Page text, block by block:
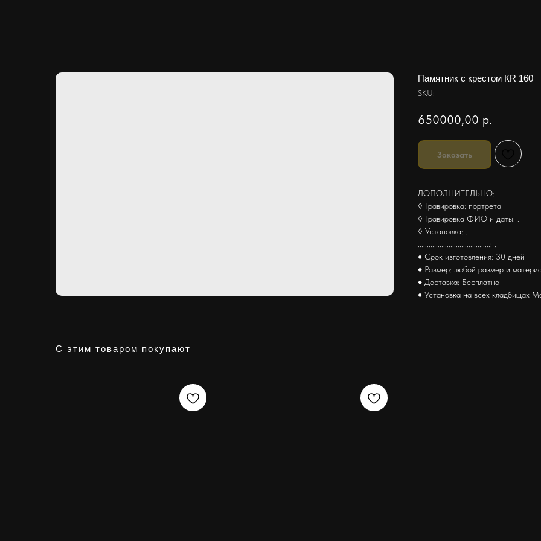
Памятник с крестом КR 160
SKU:
650000,00 р.
Заказать
ДОПОЛНИТЕЛЬНО: .
◊ Гравировка: портрета
◊ Гравировка ФИО и даты: .
◊ Установка: .
........................................: .
♦ Срок изготовления: 30 дней
♦ Размер: любой размер и
♦ Доставка: Бесплатно
♦ Установка на всех кладбищах
С этим товаром покупают